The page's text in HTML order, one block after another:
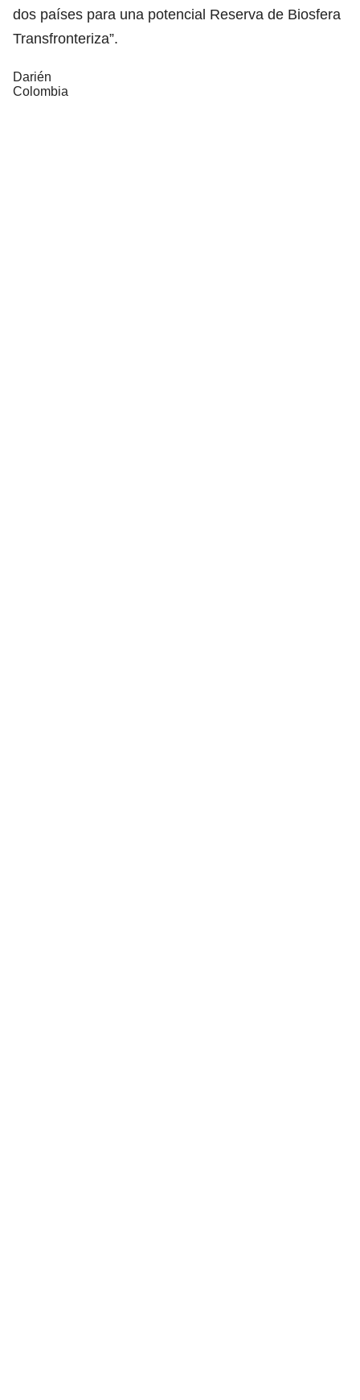
dos países para una potencial Reserva de Biosfera
Transfronteriza”.
Darién
Colombia